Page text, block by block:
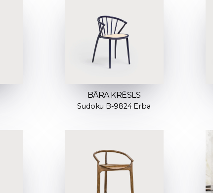
BĀRA KRĒSLS
Sudoku B-9824 Erba